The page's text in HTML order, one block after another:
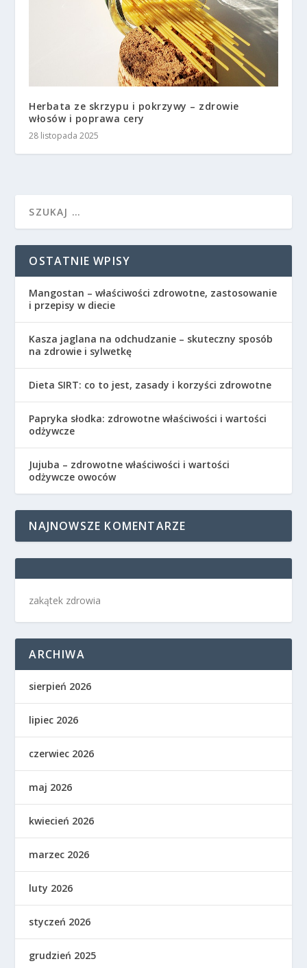
Herbata ze skrzypu i pokrzywy – zdrowie
włosów i poprawa cery
28 listopada 2025
OSTATNIE WPISY
Mangostan – właściwości zdrowotne, zastosowanie
i przepisy w diecie
Kasza jaglana na odchudzanie – skuteczny sposób
na zdrowie i sylwetkę
Dieta SIRT: co to jest, zasady i korzyści zdrowotne
Papryka słodka: zdrowotne właściwości i wartości
odżywcze
Jujuba – zdrowotne właściwości i wartości
odżywcze owoców
NAJNOWSZE KOMENTARZE
zakątek zdrowia
ARCHIWA
sierpień 2026
lipiec 2026
czerwiec 2026
maj 2026
kwiecień 2026
marzec 2026
luty 2026
styczeń 2026
grudzień 2025